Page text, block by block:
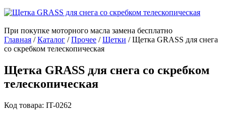
При покупке моторного масла замена бесплатно
Главная /Каталог /Прочее /Щетки /Щетка GRASS для снега
со скребком телескопическая
Щетка GRASS для снега со скребком
телескопическая
Код товара: IT-0262